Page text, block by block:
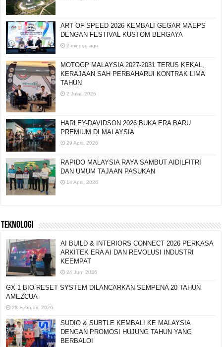
ART OF SPEED 2026 KEMBALI GEGAR MAEPS
DENGAN FESTIVAL KUSTOM BERGAYA
2 minggu ago
MOTOGP MALAYSIA 2027-2031 TERUS KEKAL,
KERAJAAN SAH PERBAHARUI KONTRAK LIMA
TAHUN
2 Julai, 2026
HARLEY-DAVIDSON 2026 BUKA ERA BARU
PREMIUM DI MALAYSIA
29 April, 2026
RAPIDO MALAYSIA RAYA SAMBUT AIDILFITRI
DAN UMUM TAJAAN PASUKAN
14 April, 2026
TEKNOLOGI
AI BUILD & INTERIORS CONNECT 2026 PERKASA
ARKITEK ERA AI DAN REVOLUSI INDUSTRI
KEEMPAT
24 Jun, 2026
GX-1 BIO-RESET SYSTEM DILANCARKAN
SUDIO & SUBTLE KEMBALI KE MALAYSIA
DENGAN PROMOSI HUJUNG TAHUN YANG
BERBALOI